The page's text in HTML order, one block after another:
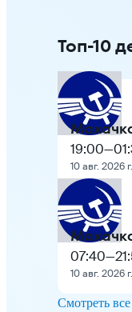
Топ-10
19:00—
10 авг. 2026 г.
07:40—
10 авг. 2026 г.
Смотреть все